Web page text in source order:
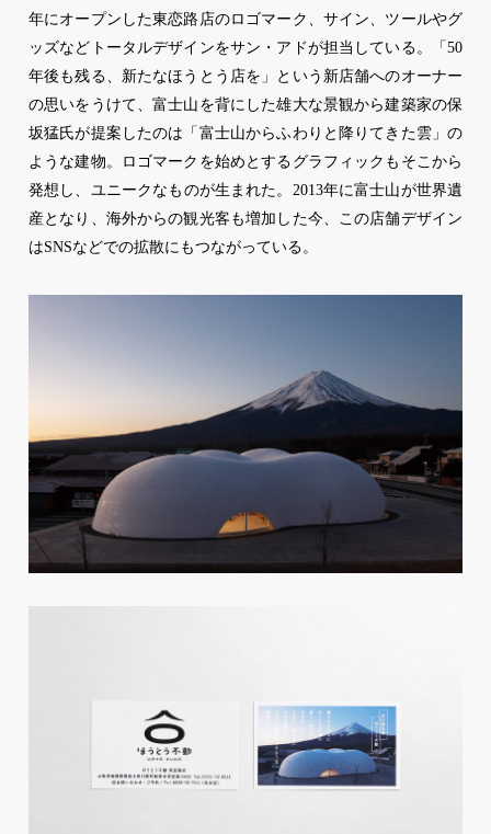
年にオープンした東恋路店のロゴマーク、サイン、ツールやグ
ッズなどトータルデザインをサン・アドが担当している。「50
年後も残る、新たなほうとう店を」という新店舗へのオーナー
の思いをうけて、富士山を背にした雄大な景観から建築家の保
坂猛氏が提案したのは「富士山からふわりと降りてきた雲」の
ような建物。ロゴマークを始めとするグラフィックもそこから
発想し、ユニークなものが生まれた。2013年に富士山が世界遺
産となり、海外からの観光客も増加した今、この店舗デザイン
はSNSなどでの拡散にもつながっている。